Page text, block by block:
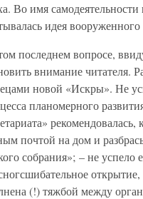
Во имя
идея вооруженного
последнем вопросе,
внимание читателя.
новой «Искры». Не
планомерного
почтой на дом и
собрания»; – не успело
(!) тяжбой между